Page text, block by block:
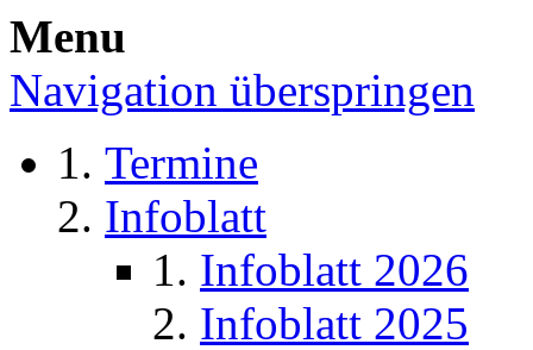
Menu
Navigation überspringen
Termine
Infoblatt
Infoblatt 2026
Infoblatt 2025